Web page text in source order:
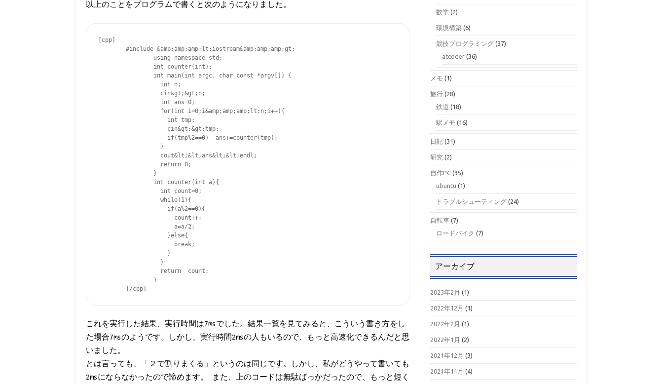
以上のことをプログラムで書くと次のようになりました。
[cpp]
        #include &amp;amp;amp;lt;iostream&amp;amp;amp;gt;
                using namespace std;
                int counter(int);
                int main(int argc, char const *argv[]) {
                  int n;
                  cin&gt;&gt;n;
                  int ans=0;
                  for(int i=0;i&amp;amp;amp;lt;n;i++){
                    int tmp;
                    cin&gt;&gt;tmp;
                    if(tmp%2==0)  ans+=counter(tmp);
                  }
                  cout&lt;&lt;ans&lt;&lt;endl;
                  return 0;
                }
                int counter(int a){
                  int count=0;
                  while(1){
                    if(a%2==0){
                      count++;
                      a=a/2;
                    }else{
                      break;
                    }
                  }
                  return  count;
                }
        [/cpp]
これを実行した結果、実行時間は7msでした。結果一覧を見てみると、こういう書き方をし
た場合7msのようです。しかし、実行時間2msの人もいるので、もっと高速化できるんだと思
いました。
とは言っても、「２で割りまくる」というのは同じです。しかし、私がどうやって書いても
2msにならなかったので諦めます。また、上のコードは無駄ばっかだったので、もっと短く
数学 (2)
環境構築 (6)
競技プログラミング (37)
atcoder (36)
メモ (1)
旅行 (28)
鉄道 (18)
駅メモ (16)
日記 (31)
研究 (2)
自作PC (35)
ubuntu (1)
トラブルシューティング (24)
自転車 (7)
ロードバイク (7)
アーカイブ
2023年2月 (1)
2022年12月 (1)
2022年2月 (1)
2022年1月 (2)
2021年12月 (3)
2021年11月 (4)